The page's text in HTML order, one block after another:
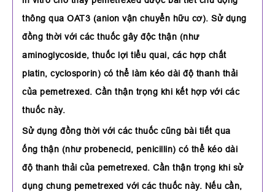
thông qua OAT3 (anion vận chuyển hữu cơ). Sử dụng
đồng thời với các thuốc gây độc thận (như
aminoglycoside, thuốc lợi tiểu quai, các hợp chất
platin, cyclosporin) có thể làm kéo dài độ thanh thải
của pemetrexed. Cần thận trọng khi kết hợp với các
thuốc này.
Sử dụng đồng thời với các thuốc cũng bài tiết qua
ống thận (như probenecid, penicillin) có thể kéo dài
độ thanh thải của pemetrexed. Cần thận trọng khi sử
dụng chung pemetrexed với các thuốc này. Nếu cần,